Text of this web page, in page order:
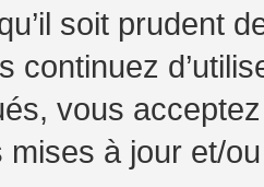
soit prudent
continuez
vous
mises à jour et/